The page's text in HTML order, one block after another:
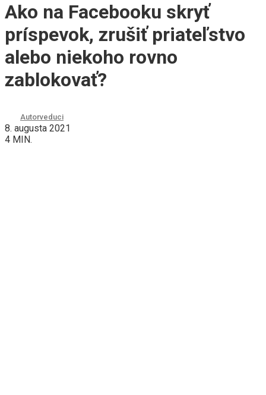
Ako na Facebooku skryť
príspevok, zrušiť priateľstvo
alebo niekoho rovno
zablokovať?
Autorveduci
8. augusta 2021
4 MIN.